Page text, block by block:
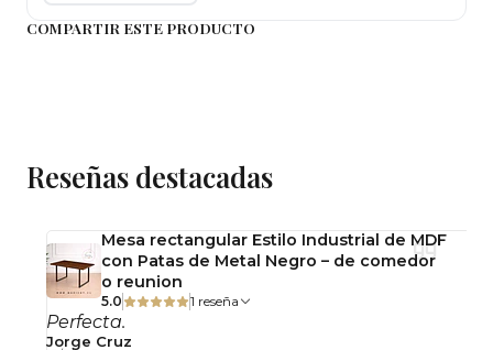
ideal para comedores, cafeterías, restaurantes,
se adapta fácilmente a estilos rústicos, vintage,
funcional permite integrarla tanto en hogares
como en espacios gastronómicos y hoteleros.
Calidad y Durabilidad
COMPARTIR ESTE PRODUCTO
Reseñas destacadas
Mesa rectangular Estilo Industrial de MDF
con Patas de Metal Negro – de comedor
o reunion
5.0 1 reseña
Perfecta.
Jorge Cruz